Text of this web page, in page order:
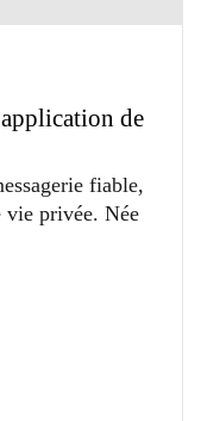
de
fiable,
vie privée. Née